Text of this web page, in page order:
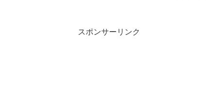
スポンサーリンク